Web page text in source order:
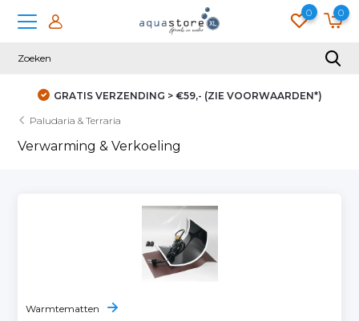
0 0
GRATIS VERZENDING > €59,- (ZIE VOORWAARDEN*)
Paludaria & Terraria
Verwarming & Verkoeling
Warmtematten